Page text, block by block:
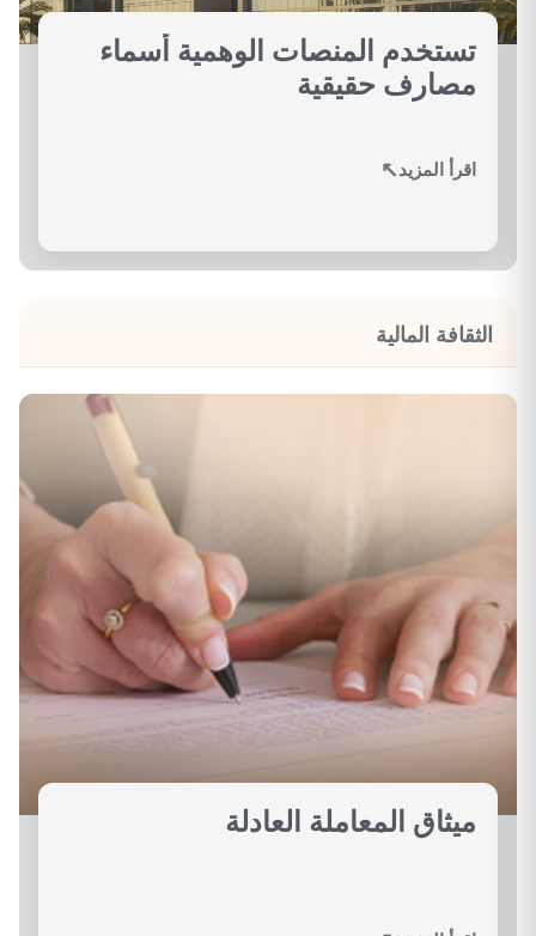
تستخدم المنصات الوهمية أسماء
مصارف حقيقية
اقرأ المزيد↗
الثقافة المالية
ميثاق المعاملة العادلة